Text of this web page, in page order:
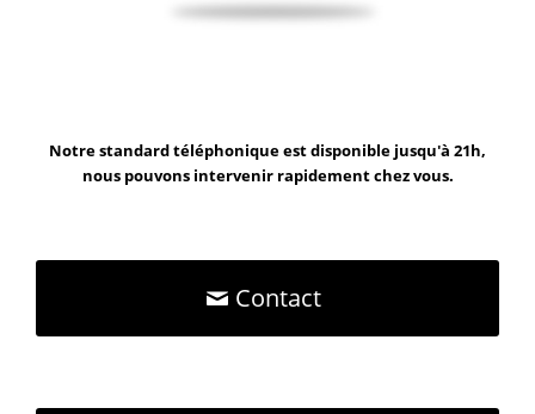
Notre standard téléphonique est disponible jusqu'à 21h,
nous pouvons intervenir rapidement chez vous.
Contact